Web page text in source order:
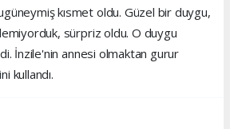
kısmet oldu. Güzel bir duygu,
sürpriz oldu. O duygu
İnzile'nin annesi olmaktan gurur
kullandı.